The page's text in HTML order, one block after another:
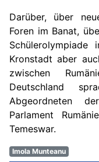
Darüber, über
Foren im Banat,
Kronstadt aber
zwischen
Deutschland
Abgeordneten
Parlament
Temeswar.
Imola Munteanu